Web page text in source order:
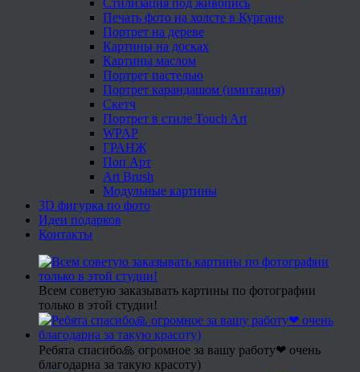
Печать фото на холсте в Кургане
Портрет на дереве
Картины на досках
Картины маслом
Портрет пастелью
Портрет карандашом (имитация)
Скетч
Портрет в стиле Touch Art
WPAP
ГРАНЖ
Поп Арт
Art Brush
Модульные картины
3D фигурка по фото
Идеи подарков
Контакты
Всем советую заказывать картины по фотографии
только в этой студии!
Ребята спасибо🙏 огромное за вашу работу❤ очень
благодарна за такую красоту)